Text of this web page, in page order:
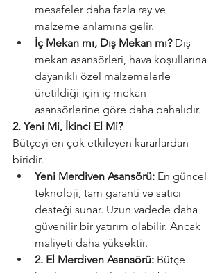
mesafeler daha fazla ray ve
malzeme anlamına gelir.
İç Mekan mı, Dış Mekan mı? Dış
mekan asansörleri, hava koşullarına
dayanıklı özel malzemelerle
üretildiği için iç mekan
asansörlerine göre daha pahalıdır.
2. Yeni Mi, İkinci El Mi?
Bütçeyi en çok etkileyen kararlardan
biridir.
Yeni Merdiven Asansörü: En güncel
teknoloji, tam garanti ve satıcı
desteği sunar. Uzun vadede daha
güvenilir bir yatırım olabilir. Ancak
maliyeti daha yüksektir.
2. El Merdiven Asansörü: Bütçe